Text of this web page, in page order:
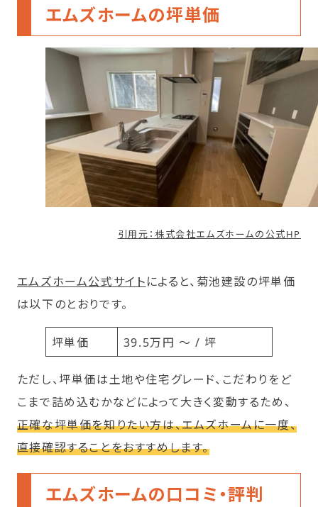
エムズホームの坪単価
引用元：株式会社エムズホームの公式HP
エムズホーム公式サイトによると、菊池建設の坪単価
は以下のとおりです。
坪単価 39.5万円 ～ / 坪
ただし、坪単価は土地や住宅グレード、こだわりをど
こまで詰め込むかなどによって大きく変動するため、
正確な坪単価を知りたい方は、エムズホームに一度、
直接確認することをおすすめします。
エムズホームの口コミ・評判